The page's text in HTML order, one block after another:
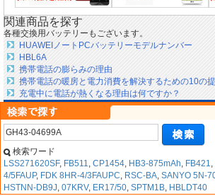
関連商品を探す
各種交換用バッテリーもございます。
HUAWEIノートPCバッテリーモデルナンバー
HBL6A
携帯電話の膨らみの理由
携帯電話の暖房と電力消費を解決するための10の
充電中に電話が熱くなる理由は何ですか？
検索ワード
LSS271620SF, FB511, CP1454, HB3-875mAh, FB421,
4/5FAUP, FDK 8HR-4/3FAUPC, RSC-BA, SANYO 5N-
HSTNN-DB9J, 07KRV, ER17/50, SPTM1B, HBLDT40